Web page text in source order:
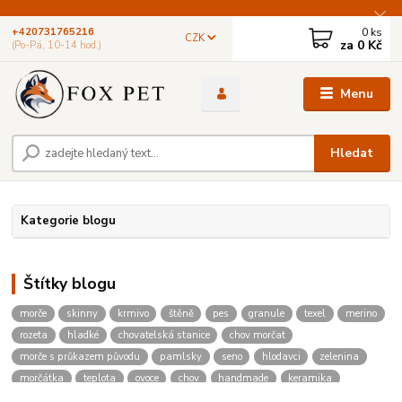
Menu
CZK
Hledat
+420731765216
(Po-Pá, 10-14 hod.)
0 ks
za 0 Kč
Kategorie blogu
Štítky blogu
morče skinny krmivo štěně pes granule texel
merino
rozeta
hladké chovatelská stanice
chov morčat
morče s průkazem původu
pamlsky seno hlodavci
zelenina
morčátka
teplota ovoce chov handmade
keramika